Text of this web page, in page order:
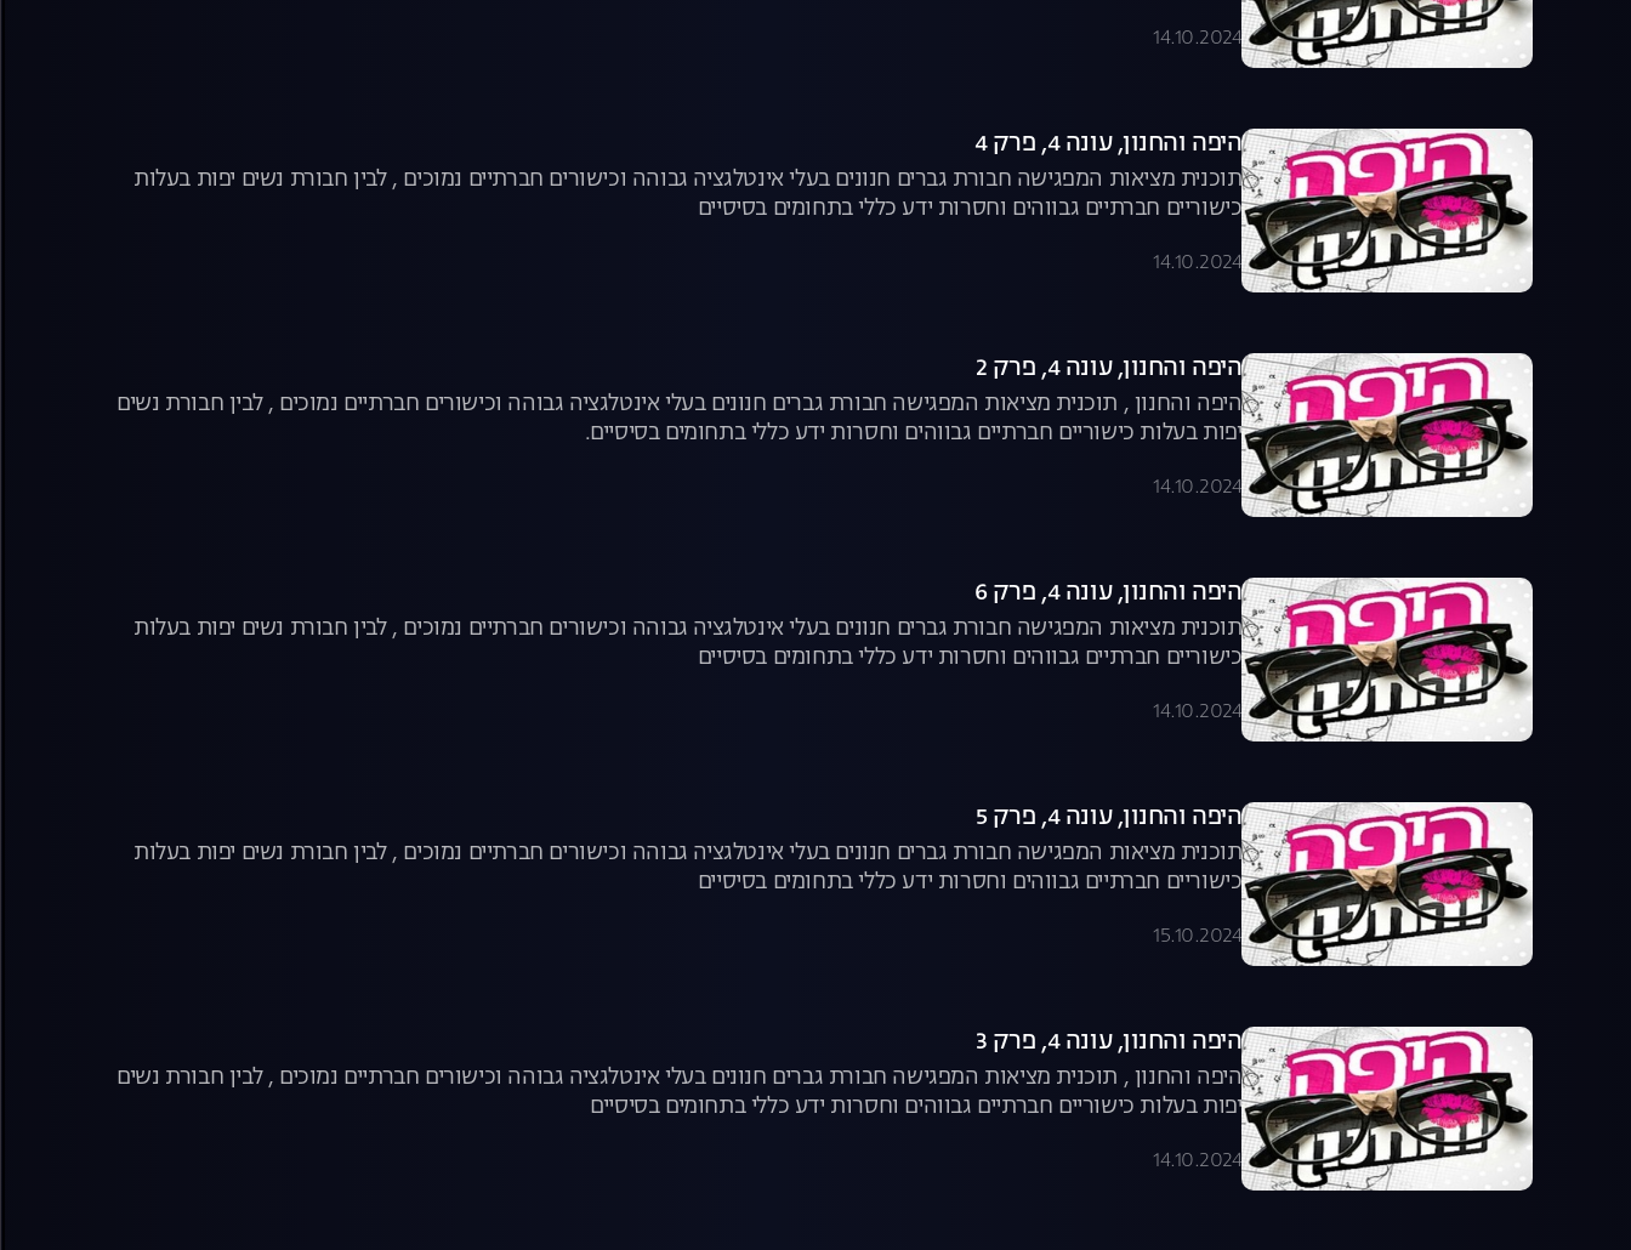
14.10.2024
היפה והחנון, עונה 4, פרק 4
תוכנית מציאות המפגישה חבורת גברים חנונים בעלי אינטלגציה גבוהה וכישורים חברתיים נמוכים , לבין חבורת נשים יפות בעלות
כישוריים חברתיים גבווהים וחסרות ידע כללי בתחומים בסיסיים
14.10.2024
היפה והחנון, עונה 4, פרק 2
היפה והחנון , תוכנית מציאות המפגישה חבורת גברים חנונים בעלי אינטלגציה גבוהה וכישורים חברתיים נמוכים , לבין חבורת נשים
יפות בעלות כישוריים חברתיים גבווהים וחסרות ידע כללי בתחומים בסיסיים.
14.10.2024
היפה והחנון, עונה 4, פרק 6
תוכנית מציאות המפגישה חבורת גברים חנונים בעלי אינטלגציה גבוהה וכישורים חברתיים נמוכים , לבין חבורת נשים יפות בעלות
כישוריים חברתיים גבווהים וחסרות ידע כללי בתחומים בסיסיים
14.10.2024
היפה והחנון, עונה 4, פרק 5
תוכנית מציאות המפגישה חבורת גברים חנונים בעלי אינטלגציה גבוהה וכישורים חברתיים נמוכים , לבין חבורת נשים יפות בעלות
כישוריים חברתיים גבווהים וחסרות ידע כללי בתחומים בסיסיים
15.10.2024
היפה והחנון, עונה 4, פרק 3
היפה והחנון , תוכנית מציאות המפגישה חבורת גברים חנונים בעלי אינטלגציה גבוהה וכישורים חברתיים נמוכים , לבין חבורת נשים
יפות בעלות כישוריים חברתיים גבווהים וחסרות ידע כללי בתחומים בסיסיים
14.10.2024